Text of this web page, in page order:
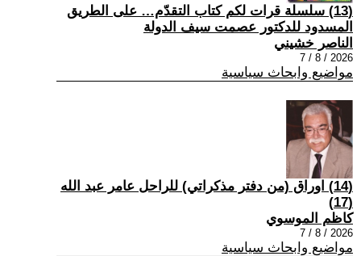
(13) سلسلة قرات لكم كتاب التقدّم… على الطريق
المسدود للدكتور عصمت سيف الدولة
الناصر خشيني
2026 / 8 / 7
مواضيع وابحاث سياسية
(14) اوراق (من دفتر مذكراتي) للراحل عامر عبد الله
(17)
كاظم الموسوي
2026 / 8 / 7
مواضيع وابحاث سياسية